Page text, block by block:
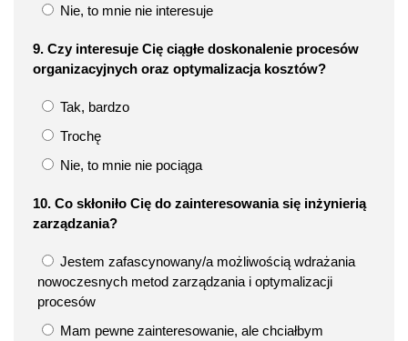
Nie, to mnie nie interesuje
9. Czy interesuje Cię ciągłe doskonalenie procesów
organizacyjnych oraz optymalizacja kosztów?
Tak, bardzo
Trochę
Nie, to mnie nie pociąga
10. Co skłoniło Cię do zainteresowania się inżynierią
zarządzania?
Jestem zafascynowany/a możliwością wdrażania
nowoczesnych metod zarządzania i optymalizacji
procesów
Mam pewne zainteresowanie, ale chciałbym